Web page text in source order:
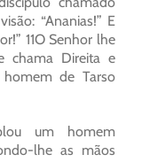
“Ananias!” E
11O Senhor lhe
chama Direita e
de Tarso
um homem
lhe as mãos